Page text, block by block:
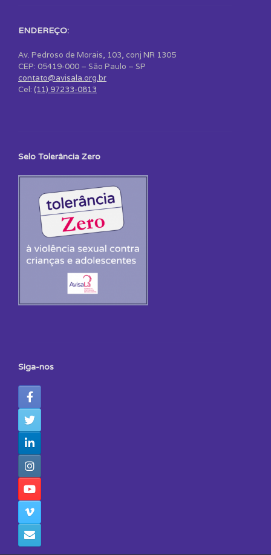
ENDEREÇO:
Av. Pedroso de Morais, 103, conj NR 1305
CEP: 05419-000 – São Paulo – SP
contato@avisala.org.br
Cel: (11) 97233-0813
Selo Tolerância Zero
Siga-nos